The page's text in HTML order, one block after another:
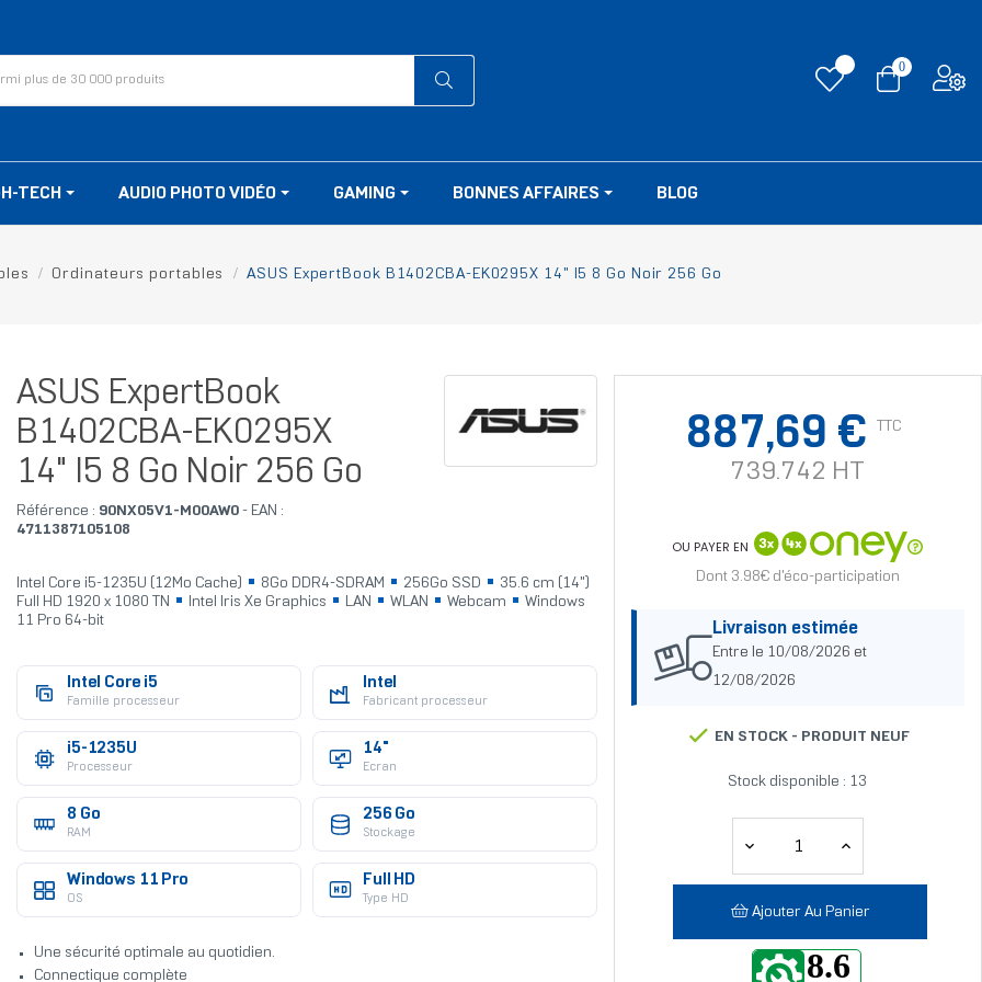
0
TECH AUDIO PHOTO VIDÉO GAMING BONNES AFFAIRES BLOG
Ordinateurs portables ASUS ExpertBook B1402CBA-EK0295X 14" I5 8 Go Noir 256 Go
ASUS ExpertBook
B1402CBA-EK0295X
14" I5 8 Go Noir 256 Go
Référence : 90NX05V1-M00AW0- EAN :
4711387105108
Intel Core i5-1235U (12Mo Cache) 8Go DDR4-SDRAM 256Go SSD
35.6 cm (14")
Full HD 1920 x 1080 TN
Intel Iris Xe Graphics LAN WLAN Webcam
Windows
11 Pro 64-bit
Intel Core i5
Famille processeur
Intel
Fabricant processeur
i5-1235U
Processeur
14"
Ecran
8 Go
RAM
256 Go
Stockage
Windows 11 Pro
OS
Full HD
Type HD
Une sécurité optimale au quotidien.
Connectique complète
887,69 € TTC
739.742 HT
OU PAYER EN
Dont 3.98€ d'éco-participation
Livraison estimée
Entre le 10/08/2026 et
12/08/2026
EN STOCK - PRODUIT NEUF
Stock disponible : 13
Ajouter Au Panier
8.6